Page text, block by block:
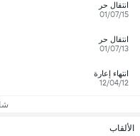
انتقال حر
01/07/15
انتقال حر
01/07/13
انتهاء إعارة
12/04/12
الألقاب